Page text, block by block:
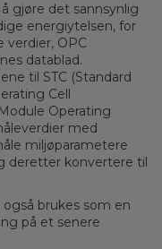
gjøre det sannsynlig
energiytelsen, for
verdier, OPC
datablad.
til STC (Standard
Cell
Operating
med
miljøparametere
deretter konvertere til
brukes som en
på et senere